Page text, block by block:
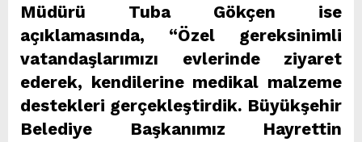
Müdürü Tuba Gökçen ise
açıklamasında, “Özel gereksinimli
vatandaşlarımızı evlerinde ziyaret
ederek, kendilerine medikal malzeme
destekleri gerçekleştirdik. Büyükşehir
Belediye Başkanımız Hayrettin